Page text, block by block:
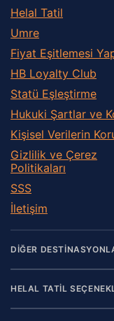
Helal Tatil
Umre
Fiyat Eşitlemesi
HB Loyalty Club
Statü Eşleştirme
Hukuki Şartlar ve
Kişisel Verilerin
Gizlilik ve Çerez
Politikaları
SSS
İletişim
DİĞER
HELAL TATİL